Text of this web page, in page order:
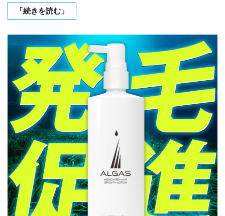
「続きを読む」